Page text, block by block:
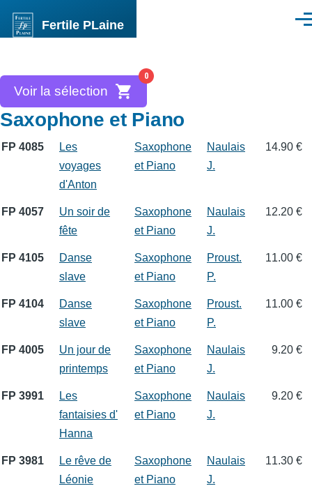
Fertile PLaine
0
Voir la sélection
Saxophone et Piano
FP 4085
Les
voyages
d'Anton
Saxophone
et Piano
Naulais
J.
14.90 €
FP 4057
Un soir de
fête
Saxophone
et Piano
Naulais
J.
12.20 €
FP 4105
Danse
slave
Saxophone
et Piano
Proust.
P.
11.00 €
FP 4104
Danse
slave
Saxophone
et Piano
Proust.
P.
11.00 €
FP 4005
Un jour de
printemps
Saxophone
et Piano
Naulais
J.
9.20 €
FP 3991
Les
fantaisies d'
Hanna
Saxophone
et Piano
Naulais
J.
9.20 €
FP 3981
Le rêve de
Léonie
Saxophone
et Piano
Naulais
J.
11.30 €